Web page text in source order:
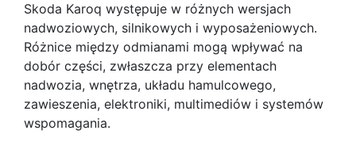
Skoda Karoq występuje w różnych wersjach
nadwoziowych, silnikowych i wyposażeniowych.
Różnice między odmianami mogą wpływać na
dobór części, zwłaszcza przy elementach
nadwozia, wnętrza, układu hamulcowego,
zawieszenia, elektroniki, multimediów i systemów
wspomagania.